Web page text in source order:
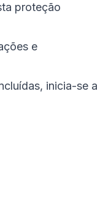
proteção
e
inicia-se a